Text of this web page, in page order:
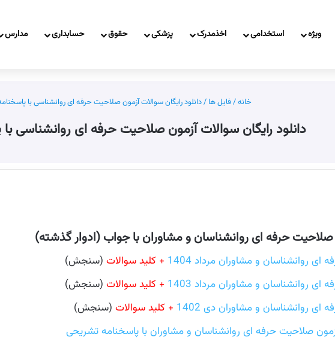
ویژه استخدامی اخذمدرک پزشکی حقوق حسابداری مدارس
خانه/فایل ها /دانلود رایگان سوالات آزمون صلاحیت حرفه ای روانشناسی با
دانلود رایگان سوالات آزمون صلاحیت حرفه ای روانشناسی
صلاحیت حرفه ای روانشناسان و مشاوران با جواب (ادوار گذشته)
روانشناسان و مشاوران مرداد 1404 + کلید سوالات (سنجش)
روانشناسان و مشاوران مرداد 1403
+ کلید سوالات (سنجش)
روانشناسان و مشاوران دی 1402
+ کلید سوالات (سنجش)
صلاحیت حرفه ای روانشناسان و مشاوران با پاسخنامه تشریحی